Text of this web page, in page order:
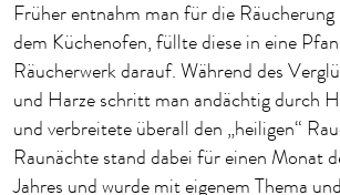
Früher entnahm man für die
dem Küchenofen, füllte diese in eine
Räucherwerk darauf. Während des
und Harze schritt man andächtig durch
und verbreitete überall den „heiligen“
Raunächte stand dabei für einen Monat
Jahres und wurde mit eigenem Thema